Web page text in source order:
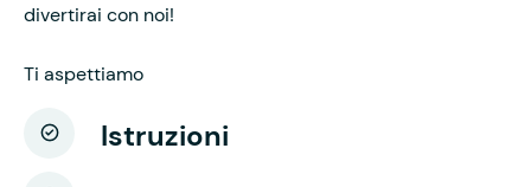
divertirai con noi!
Ti aspettiamo
Istruzioni